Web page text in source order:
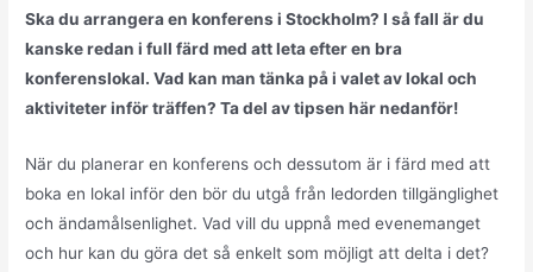
Ska du arrangera en konferens i Stockholm? I så fall är du
kanske redan i full färd med att leta efter en bra
konferenslokal. Vad kan man tänka på i valet av lokal och
aktiviteter inför träffen? Ta del av tipsen här nedanför!
När du planerar en konferens och dessutom är i färd med att
boka en lokal inför den bör du utgå från ledorden tillgänglighet
och ändamålsenlighet. Vad vill du uppnå med evenemanget
och hur kan du göra det så enkelt som möjligt att delta i det?